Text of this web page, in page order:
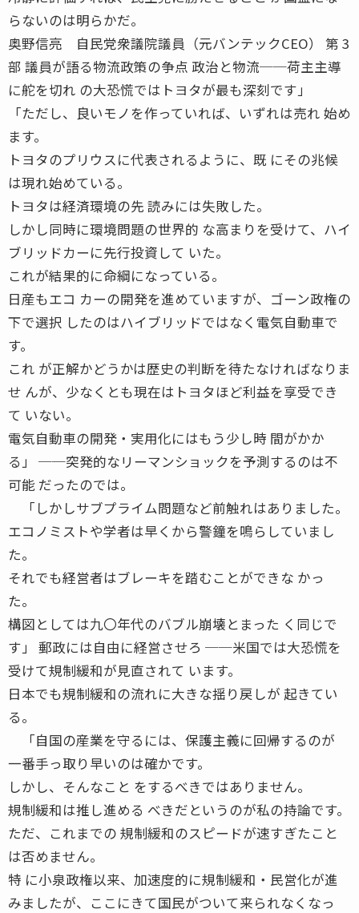
らないのは明らかだ。
奥野信亮 自民党衆議院議員（元バンテックCEO） 第 3
部 議員が語る物流政策の争点 政治と物流──荷主主導
に舵を切れ の大恐慌ではトヨタが最も深刻です」
「ただし、良いモノを作っていれば、いずれは売れ 始め
ます。
トヨタのプリウスに代表されるように、既 にその兆候
は現れ始めている。
トヨタは経済環境の先 読みには失敗した。
しかし同時に環境問題の世界的 な高まりを受けて、ハイ
ブリッドカーに先行投資して いた。
これが結果的に命綱になっている。
日産もエコ カーの開発を進めていますが、ゴーン政権の
下で選択 したのはハイブリッドではなく電気自動車で
す。
これ が正解かどうかは歴史の判断を待たなければなりま
せ んが、少なくとも現在はトヨタほど利益を享受でき
て いない。
電気自動車の開発・実用化にはもう少し時 間がかか
る」 ──突発的なリーマンショックを予測するのは不
可能 だったのでは。
「しかしサブプライム問題など前触れはありました。
エコノミストや学者は早くから警鐘を鳴らしていまし
た。
それでも経営者はブレーキを踏むことができな かっ
た。
構図としては九〇年代のバブル崩壊とまった く同じで
す」 郵政には自由に経営させろ ──米国では大恐慌を
受けて規制緩和が見直されて います。
日本でも規制緩和の流れに大きな揺り戻しが 起きてい
る。
「自国の産業を守るには、保護主義に回帰するのが
一番手っ取り早いのは確かです。
しかし、そんなこと をするべきではありません。
規制緩和は推し進める べきだというのが私の持論です。
ただ、これまでの 規制緩和のスピードが速すぎたこと
は否めません。
特 に小泉政権以来、加速度的に規制緩和・民営化が進
みましたが、ここにきて国民がついて来られなくなっ